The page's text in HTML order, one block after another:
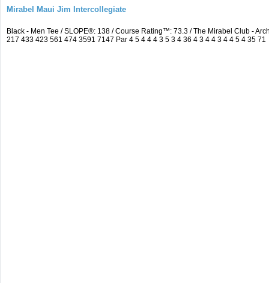
Mirabel Maui Jim Intercollegiate
Black - Men Tee / SLOPE®: 138 / Course Rating™: 73.3 / The Mirabel Club -
217 433 423 561 474 3591 7147 Par 4 5 4 4 4 3 5 3 4 36 4 3 4 4 3 4 4 5 4 35 71